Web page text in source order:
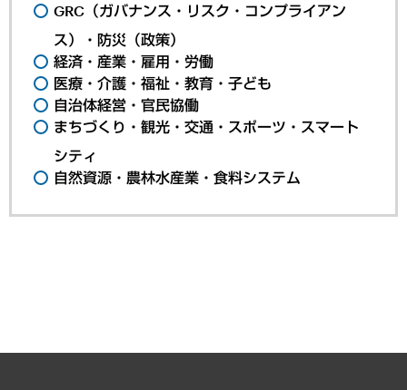
GRC（ガバナンス・リスク・コンプライアン
ス）・防災（政策）
経済・産業・雇用・労働
医療・介護・福祉・教育・子ども
自治体経営・官民協働
まちづくり・観光・交通・スポーツ・スマート
シティ
自然資源・農林水産業・食料システム